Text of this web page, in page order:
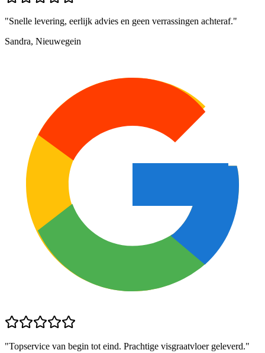
"Snelle levering, eerlijk advies en geen verrassingen achteraf."
Sandra, Nieuwegein
"Topservice van begin tot eind. Prachtige visgraatvloer geleverd."